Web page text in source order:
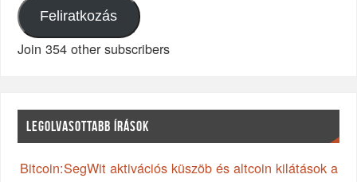
Feliratkozás
Join 354 other subscribers
LEGOLVASOTTABB ÍRÁSOK
Bitcoin:SegWit aktivációs küszöb és altcoin kilátások a